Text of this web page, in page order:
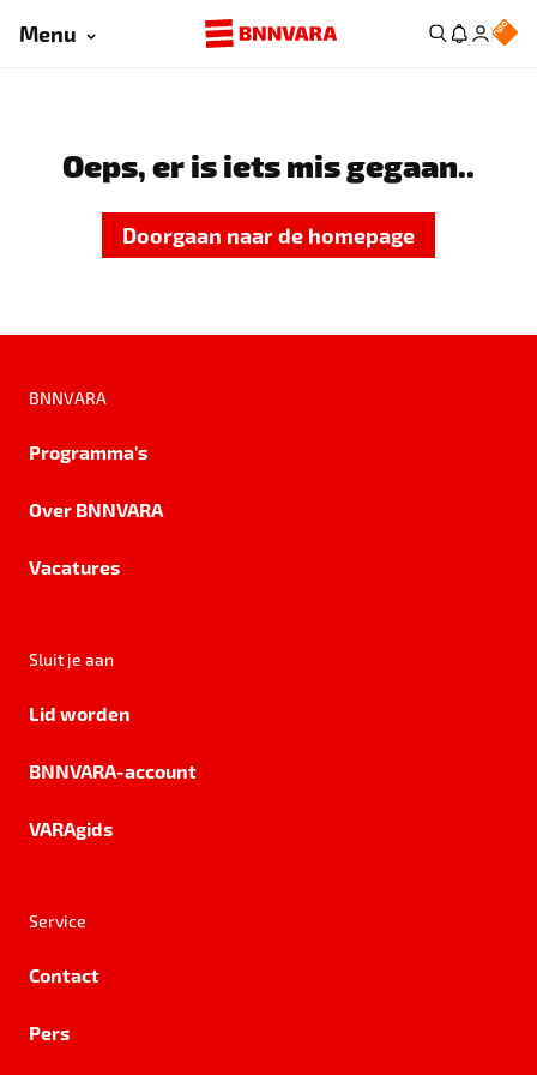
Menu
Oeps, er is iets mis gegaan..
Doorgaan naar de homepage
BNNVARA
Programma's
Over BNNVARA
Vacatures
Sluit je aan
Lid worden
BNNVARA-account
VARAgids
Service
Contact
Pers